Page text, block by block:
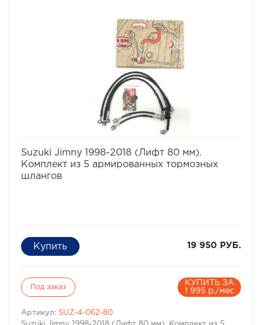
Suzuki Jimny 1998-2018 (Лифт 80 мм).
Комплект из 5 армированных тормозных
шлангов
19 950 РУБ.
Под заказ
КУПИТЬ ЗА
1 995 р./мес
Артикул: SUZ-4-062-80